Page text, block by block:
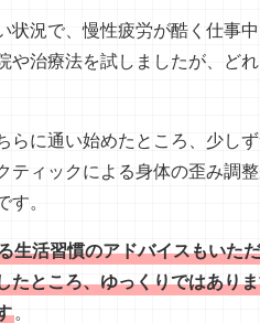
状況で、慢性疲労が酷く仕事
や治療法を試しましたが、ど
らに通い始めたところ、少し
ティックによる身体の歪み調
。
生活習慣のアドバイスもいた
たところ、ゆっくりではあり
。